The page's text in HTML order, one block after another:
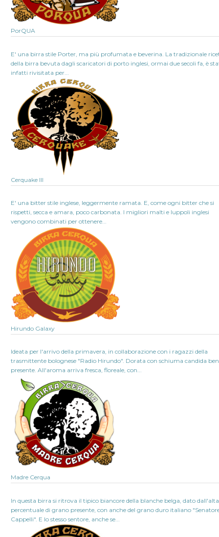
PorQUA
E' una birra stile Porter, ma più profumata e beverina. La tradizionale
della birra bevuta dagli scaricatori di porto inglesi, ormai due secoli fa, è
infatti rivisitata per...
Cerquake III
E' una bitter stile inglese, leggermente ramata. E, come ogni bitter che si
rispetti, secca e amara, poco carbonata. I migliori malti e luppoli inglesi
vengono combinati per ottenere...
Hirundo Galaxy
Ideata per l'arrivo della primavera, in collaborazione con i ragazzi della
trasmittente bolognese "Radio Hirundo". Dorata con schiuma candida ben
presente. All'aroma arriva fresca, floreale, con...
Madre Cerqua
In questa birra si ritrova il tipico biancore della blanche belga, dato dall'alta
percentuale di grano presente, con anche del grano duro italiano
Cappelli". E lo stesso sentore, anche se...